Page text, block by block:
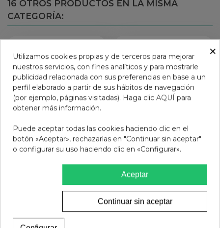
16 OTROS PRODUCTOS EN LA MISMA
CATEGORÍA:
15,95 €
HIDRATANTE STICK
4,95 €
Ver más
×
Utilizamos cookies propias y de terceros para mejorar
nuestros servicios, con fines analíticos y para mostrarle
publicidad relacionada con sus preferencias en base a un
perfil elaborado a partir de sus hábitos de navegación
(por ejemplo, páginas visitadas). Haga clic AQUÍ para
obtener más información.
Puede aceptar todas las cookies haciendo clic en el
botón «Aceptar», rechazarlas en "Continuar sin aceptar"
o configurar su uso haciendo clic en «Configurar».
Aceptar
Continuar sin aceptar